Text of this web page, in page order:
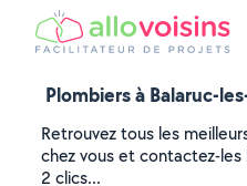
Plombiers à Balaruc-
Retrouvez tous les
chez vous et contactez-
2 clics...